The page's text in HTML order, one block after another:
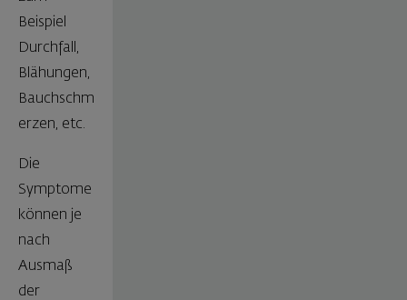
Beispiel
Durchfall,
Blähungen,
Bauchschm
erzen, etc.
Die
Symptome
können je
nach
Ausmaß
der